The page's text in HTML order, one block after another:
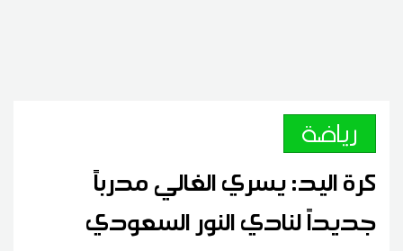
رياضة
كرة اليد: يسري الغالي مدرباً
جديداً لنادي النور السعودي